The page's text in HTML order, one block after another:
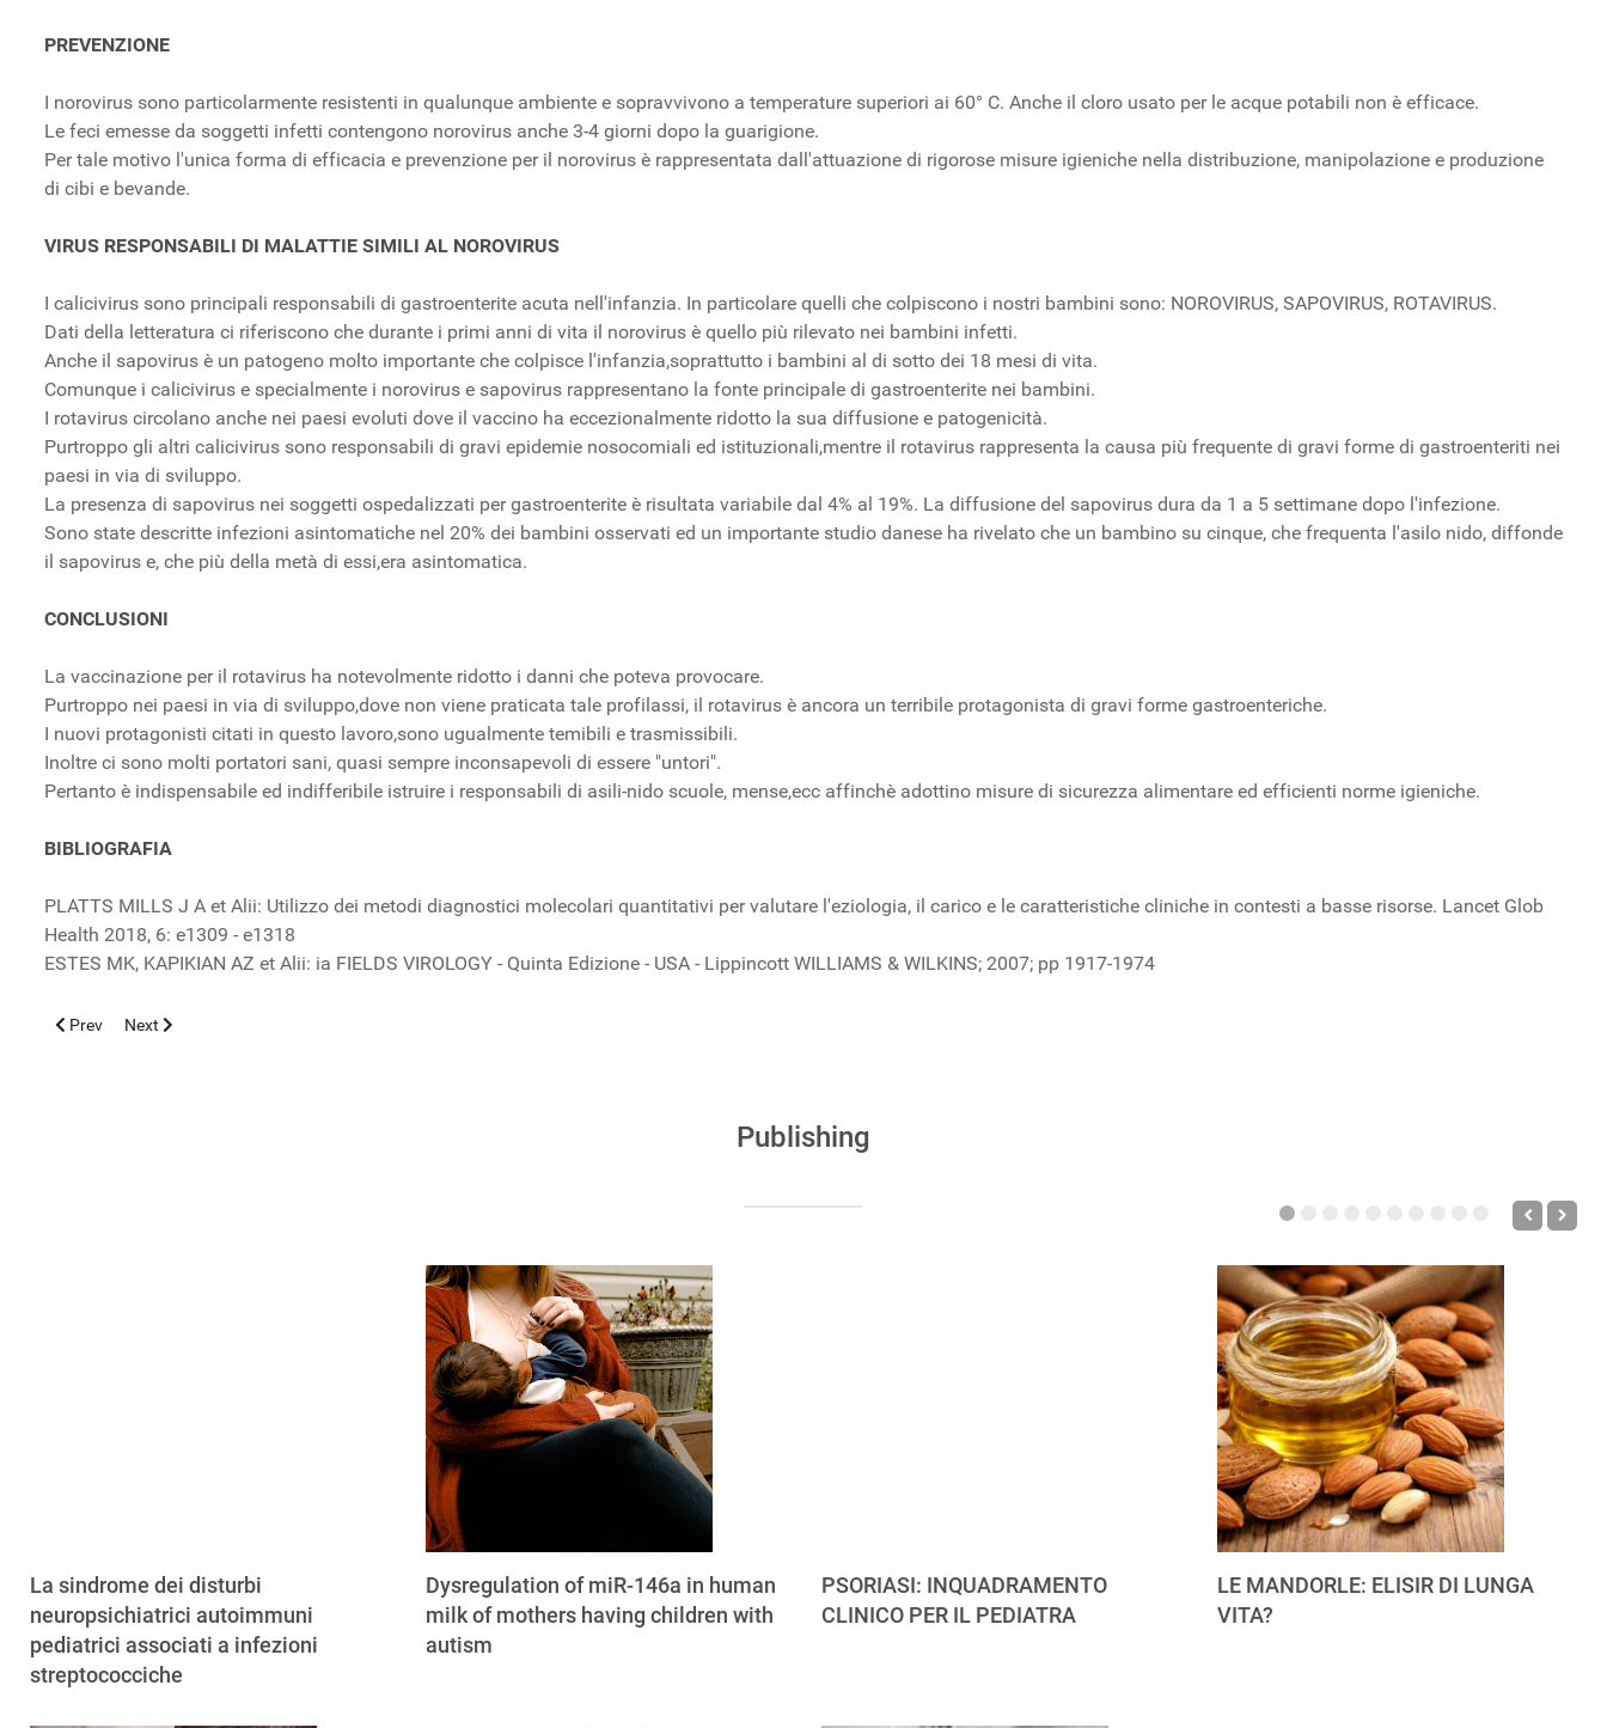
PREVENZIONE
I norovirus sono particolarmente resistenti in qualunque ambiente e sopravvivono a temperature superiori ai 60° C. Anche il cloro usato per le acque potabili non è efficace.
Le feci emesse da soggetti infetti contengono norovirus anche 3-4 giorni dopo la guarigione.
Per tale motivo l'unica forma di efficacia e prevenzione per il norovirus è rappresentata dall'attuazione di rigorose misure igieniche nella distribuzione, manipolazione e produzione
di cibi e bevande.
VIRUS RESPONSABILI DI MALATTIE SIMILI AL NOROVIRUS
I calicivirus sono principali responsabili di gastroenterite acuta nell'infanzia. In particolare quelli che colpiscono i nostri bambini sono: NOROVIRUS, SAPOVIRUS, ROTAVIRUS.
Dati della letteratura ci riferiscono che durante i primi anni di vita il norovirus è quello più rilevato nei bambini infetti.
Anche il sapovirus è un patogeno molto importante che colpisce l'infanzia,soprattutto i bambini al di sotto dei 18 mesi di vita.
Comunque i calicivirus e specialmente i norovirus e sapovirus rappresentano la fonte principale di gastroenterite nei bambini.
I rotavirus circolano anche nei paesi evoluti dove il vaccino ha eccezionalmente ridotto la sua diffusione e patogenicità.
Purtroppo gli altri calicivirus sono responsabili di gravi epidemie nosocomiali ed istituzionali,mentre il rotavirus rappresenta la causa più frequente di gravi forme di gastroenteriti nei
paesi in via di sviluppo.
La presenza di sapovirus nei soggetti ospedalizzati per gastroenterite è risultata variabile dal 4% al 19%. La diffusione del sapovirus dura da 1 a 5 settimane dopo l'infezione.
Sono state descritte infezioni asintomatiche nel 20% dei bambini osservati ed un importante studio danese ha rivelato che un bambino su cinque, che frequenta l'asilo nido, diffonde
il sapovirus e, che più della metà di essi,era asintomatica.
CONCLUSIONI
La vaccinazione per il rotavirus ha notevolmente ridotto i danni che poteva provocare.
Purtroppo nei paesi in via di sviluppo,dove non viene praticata tale profilassi, il rotavirus è ancora un terribile protagonista di gravi forme gastroenteriche.
I nuovi protagonisti citati in questo lavoro,sono ugualmente temibili e trasmissibili.
Inoltre ci sono molti portatori sani, quasi sempre inconsapevoli di essere "untori".
Pertanto è indispensabile ed indifferibile istruire i responsabili di asili-nido scuole, mense,ecc affinchè adottino misure di sicurezza alimentare ed efficienti norme igieniche.
BIBLIOGRAFIA
PLATTS MILLS J A et Alii: Utilizzo dei metodi diagnostici molecolari quantitativi per valutare l'eziologia, il carico e le caratteristiche cliniche in contesti a basse risorse. Lancet Glob
Health 2018, 6: e1309 - e1318
ESTES MK, KAPIKIAN AZ et Alii: ia FIELDS VIROLOGY - Quinta Edizione - USA - Lippincott WILLIAMS & WILKINS; 2007; pp 1917-1974
Previous article: Actualities in pediatric meningitis after a decade of experience
Prev Next article: PORFIRIA EPATICA ACUTA
Next
Publishing
La sindrome dei disturbi
neuropsichiatrici autoimmuni
pediatrici associati a infezioni
streptococciche
Dysregulation of miR-146a in human
milk of mothers having children with
autism
PSORIASI: INQUADRAMENTO
CLINICO PER IL PEDIATRA
LE MANDORLE: ELISIR DI LUNGA
VITA?